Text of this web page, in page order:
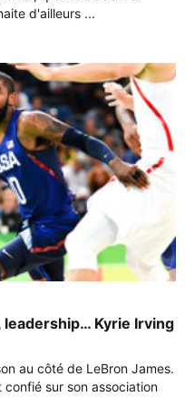
d'ailleurs ...
leadership… Kyrie Irving
au côté de LeBron James.
confié sur son association